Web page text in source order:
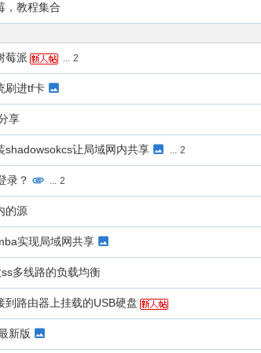
，教程集合
莓派 ... 2
刷进tf卡
享
shadowsokcs让局域网内共享 ... 2
录？ ... 2
的源
实现局域网共享
多线路的负载均衡
到路由器上挂载的USB硬盘
新版